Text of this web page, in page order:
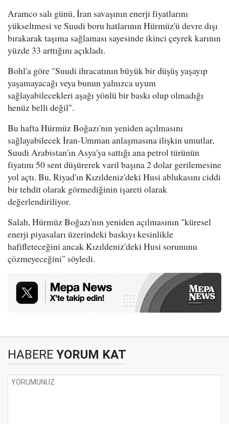
Aramco salı günü, İran savaşının enerji fiyatlarını
yükseltmesi ve Suudi boru hatlarının Hürmüz'ü devre dışı
bırakarak taşıma sağlaması sayesinde ikinci çeyrek karının
yüzde 33 arttığını açıkladı.
Bohl'a göre "Suudi ihracatının büyük bir düşüş yaşayıp
yaşamayacağı veya bunun yalnızca uyum
sağlayabilecekleri aşağı yönlü bir baskı olup olmadığı
henüz belli değil".
Bu hafta Hürmüz Boğazı'nın yeniden açılmasını
sağlayabilecek İran-Umman anlaşmasına ilişkin umutlar,
Suudi Arabistan'ın Asya'ya sattığı ana petrol türünün
fiyatını 50 sent düşürerek varil başına 2 dolar gerilemesine
yol açtı. Bu, Riyad'ın Kızıldeniz'deki Husi ablukasını ciddi
bir tehdit olarak görmediğinin işareti olarak
değerlendiriliyor.
Salah, Hürmüz Boğazı'nın yeniden açılmasının "küresel
enerji piyasaları üzerindeki baskıyı kesinlikle
hafifleteceğini ancak Kızıldeniz'deki Husi sorununu
çözmeyeceğini" söyledi.
HABERE YORUM KAT